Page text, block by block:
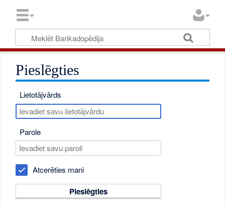
Pieslēgties
Lietotājvārds
Parole
Atcerēties mani
Pieslēgties